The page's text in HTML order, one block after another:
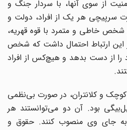
از سوی آنها، با سردار جنگ و
هر یک از افراد، دولت و
خاطی و متمرد با قوه قهریه،
ارتباط احتمال داشت که شخص
از دست بدهد و هیچکس از افراد
و کلانتران، در صورت بینظمی
بود. آن دو میتوانستند هر
جای وی منصوب کنند. حقوق و